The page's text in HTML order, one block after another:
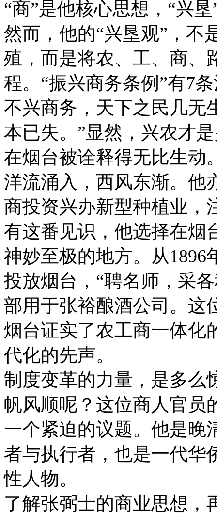
“商”是他核心思想，“兴
然而，他的“兴垦观”，不
殖，而是将农、工、商、
程。“振兴商务条例”有7
不兴商务，天下之民几无
本已失。”显然，兴农才
在烟台被诠释得无比生动
洋流涌入，西风东渐。他
商投资兴办新型种植业，
有这番见识，他选择在烟
神妙至极的地方。从
投放烟台，“聘名师，采
部用于张裕酿酒公司。这
烟台证实了农工商一体化
代化的先声。
制度变革的力量，是多么
帆风顺呢？这位商人官员
一个紧迫的议题。他是晚
者与执行者，也是一代华
性人物。
了解张弼士的商业思想，